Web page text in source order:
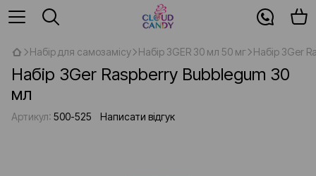
Набір для самозамісу Набір 3GER 30 мл 50 мг Набір 3Ger
Набір 3Ger Raspberry Bubblegum 30
мл
Артикул: 500-525 Написати відгук